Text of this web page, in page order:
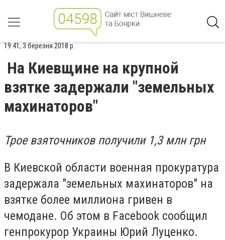
19:41, 3 березня 2018 р.
На Киевщине на крупной
взятке задержали "земельных
махинаторов"
Трое взяточников получили 1,3 млн грн
В Киевской области военная прокуратура
задержала "земельных махинаторов" на
взятке более миллиона гривен в
чемодане. Об этом в Facebook сообщил
генпрокурор Украины Юрий Луценко.